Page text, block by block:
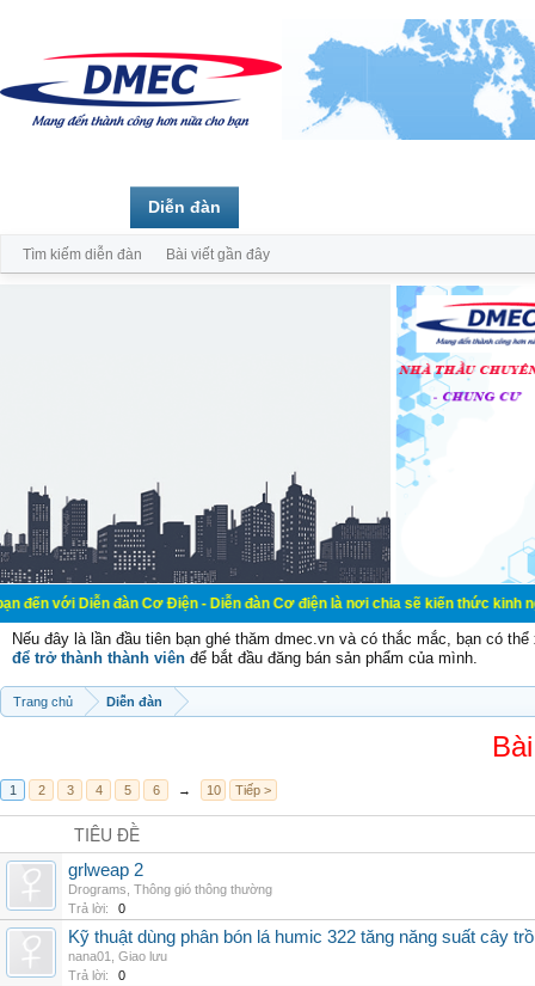
đàn Cơ Điện - Diễn đàn Cơ điện là nơi chia sẽ kiến thức kinh nghiệm
Nếu đây là lần đầu tiên bạn ghé thăm dmec.vn và có thắc mắc, bạn có
để trở thành thành viên để bắt đầu đăng bán sản phẩm của mình.
Trang chủ Diễn đàn
1 2 3 4 5 6 → 10 Tiếp >
TIÊU ĐỀ
grlweap 2
Drograms Thông gió thông thường
Trả lời:
0
Kỹ thuật dùng phân bón lá humic 322 tăng năng suất cây
nana01
Giao lưu
Trả lời:
0
Diễn đàn
Tìm kiếm diễn đàn Bài viết gần đây